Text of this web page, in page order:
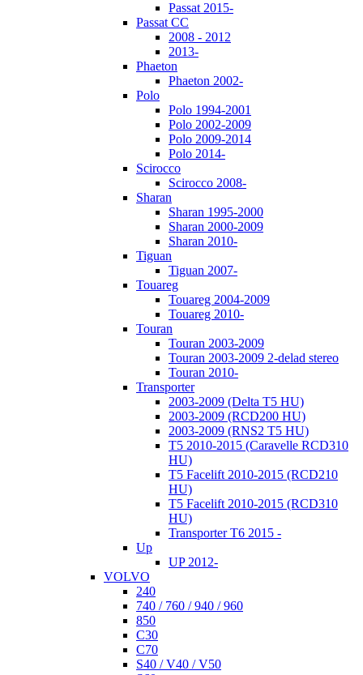
Passat 2015-
Passat CC
2008 - 2012
2013-
Phaeton
Phaeton 2002-
Polo
Polo 1994-2001
Polo 2002-2009
Polo 2009-2014
Polo 2014-
Scirocco
Scirocco 2008-
Sharan
Sharan 1995-2000
Sharan 2000-2009
Sharan 2010-
Tiguan
Tiguan 2007-
Touareg
Touareg 2004-2009
Touareg 2010-
Touran
Touran 2003-2009
Touran 2003-2009 2-delad stereo
Touran 2010-
Transporter
2003-2009 (Delta T5 HU)
2003-2009 (RCD200 HU)
2003-2009 (RNS2 T5 HU)
T5 2010-2015 (Caravelle RCD310
HU)
T5 Facelift 2010-2015 (RCD210
HU)
T5 Facelift 2010-2015 (RCD310
HU)
Transporter T6 2015 -
Up
UP 2012-
VOLVO
240
740 / 760 / 940 / 960
850
C30
C70
S40 / V40 / V50